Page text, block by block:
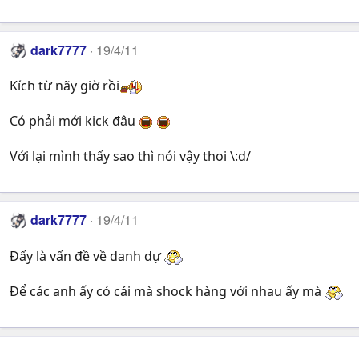
dark7777 19/4/11
Kích từ nãy giờ rồi
Có phải mới kick đâu
Với lại mình thấy sao thì nói vậy thoi \:d/
dark7777 19/4/11
Đấy là vấn đề về danh dự
Để các anh ấy có cái mà shock hàng với nhau ấy mà